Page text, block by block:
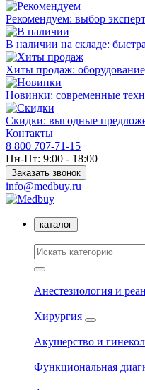
Рекомендуем: выбор
В наличии на складе:
Хиты продаж:
Новинки: современные
Скидки: выгодные
Контакты
8 800 707-71-15
Пн-Пт: 9:00 - 18:00
Заказать звонок
info@medbuy.ru
каталог
Анестезиология и
Хирургия
Акушерство и
Функциональная